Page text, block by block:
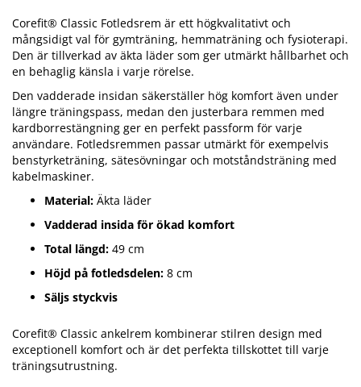
Corefit® Classic Fotledsrem är ett högkvalitativt och
mångsidigt val för gymträning, hemmaträning och fysioterapi.
Den är tillverkad av äkta läder som ger utmärkt hållbarhet och
en behaglig känsla i varje rörelse.
Den vadderade insidan säkerställer hög komfort även under
längre träningspass, medan den justerbara remmen med
kardborrestängning ger en perfekt passform för varje
användare. Fotledsremmen passar utmärkt för exempelvis
benstyrketräning, sätesövningar och motståndsträning med
kabelmaskiner.
Material: Äkta läder
Vadderad insida för ökad komfort
Total längd: 49 cm
Höjd på fotledsdelen: 8 cm
Säljs styckvis
Corefit® Classic ankelrem kombinerar stilren design med
exceptionell komfort och är det perfekta tillskottet till varje
träningsutrustning.